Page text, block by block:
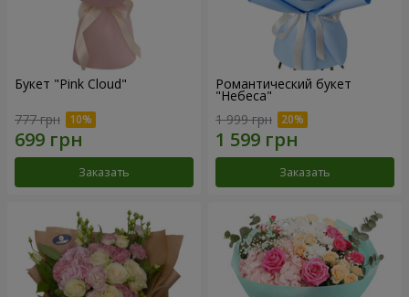
Букет "Pink Cloud"
777 грн
Заказать
Романтический букет
"Небеса"
1 999 грн
Заказать